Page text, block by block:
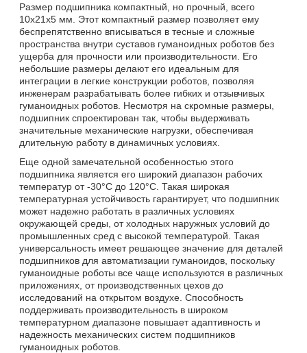
Размер подшипника компактный, но прочный, всего
10x21x5 мм. Этот компактный размер позволяет ему
беспрепятственно вписываться в тесные и сложные
пространства внутри суставов гуманоидных роботов без
ущерба для прочности или производительности. Его
небольшие размеры делают его идеальным для
интеграции в легкие конструкции роботов, позволяя
инженерам разрабатывать более гибких и отзывчивых
гуманоидных роботов. Несмотря на скромные размеры,
подшипник спроектирован так, чтобы выдерживать
значительные механические нагрузки, обеспечивая
длительную работу в динамичных условиях.
Еще одной замечательной особенностью этого
подшипника является его широкий диапазон рабочих
температур от -30°C до 120°C. Такая широкая
температурная устойчивость гарантирует, что подшипник
может надежно работать в различных условиях
окружающей среды, от холодных наружных условий до
промышленных сред с высокой температурой. Такая
универсальность имеет решающее значение для деталей
подшипников для автоматизации гуманоидов, поскольку
гуманоидные роботы все чаще используются в различных
приложениях, от производственных цехов до
исследований на открытом воздухе. Способность
поддерживать производительность в широком
температурном диапазоне повышает адаптивность и
надежность механических систем подшипников
гуманоидных роботов.